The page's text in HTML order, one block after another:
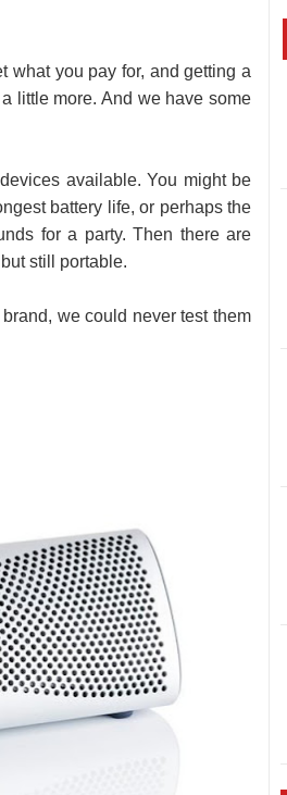
what you pay for, and getting a
little more. And we have some
available. You might be
battery life, or perhaps the
for a party. Then there are
still portable.
we could never test them